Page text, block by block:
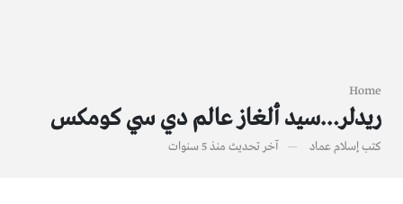
Home
ريدلر…سيد ألغاز عالم دي سي كومكس
كتبإسلام عماد آخر تحديث منذ 5 سنوات